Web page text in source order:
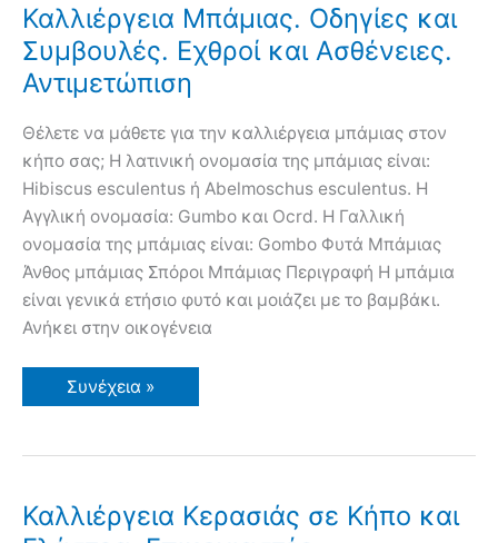
Καλλιέργεια Μπάμιας. Οδηγίες και
Συμβουλές. Εχθροί και Ασθένειες.
Αντιμετώπιση
Θέλετε να μάθετε για την καλλιέργεια μπάμιας στον
κήπο σας; Η λατινική ονομασία της μπάμιας είναι:
Hibiscus esculentus ή Abelmoschus esculentus. Η
Αγγλική ονομασία: Gumbo και Ocrd. Η Γαλλική
ονομασία της μπάμιας είναι: Gombo Φυτά Μπάμιας
Άνθος μπάμιας Σπόροι Μπάμιας Περιγραφή Η μπάμια
είναι γενικά ετήσιο φυτό και μοιάζει με το βαμβάκι.
Ανήκει στην οικογένεια
Καλλιέργεια
Μπάμιας.
Συμβουλές.
Ασθένειες.
Αντιμετώπιση
Συνέχεια »
Καλλιέργεια Κερασιάς σε Κήπο και